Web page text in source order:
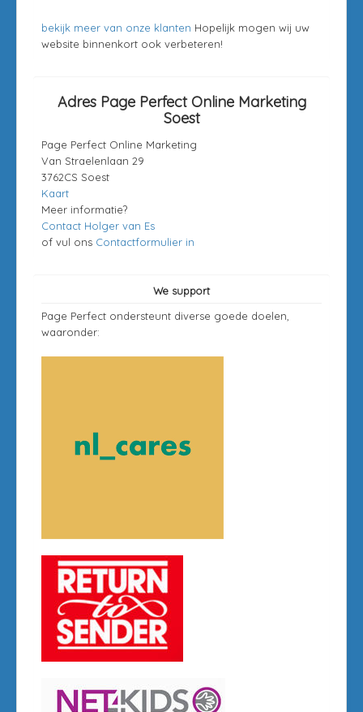
bekijk meer van onze klanten Hopelijk mogen wij uw
website binnenkort ook verbeteren!
Adres Page Perfect Online Marketing
Soest
Page Perfect Online Marketing
Van Straelenlaan 29
3762CS Soest
Kaart
Meer informatie?
Contact Holger van Es
of vul ons Contactformulier in
We support
Page Perfect ondersteunt diverse goede doelen,
waaronder: